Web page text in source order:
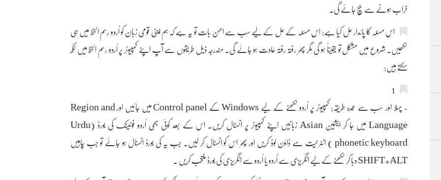
خراب ہونے سے بچ جائے گی۔
اس مسئلہ کا پائدار حل کیا ہے: اس مسئلہ کے حل کے لیے سب سے احسن بات تو یہ ہے کہ ہم اپنی قومی زبان کو اُردو رسم الخط میں ہی
لکھیں۔ شروع میں مشکل تو یقیناً ہو گی مگر پھر رفتہ رفتہ عادت ہو جائے گی۔ مندرجہ ذیل طریقوں سے آپ اپنے کمپیوٹر پر اُردو رسم الخط میں لکھ
سکتے ہیں:
1
- پہلا اور سب سے عمدہ طریقہ: کمپیوٹر پر اُردو لکھنے کے لیے Windows کے Control panel میں جائیں اور Region and
Language میں جا کر ایشین Asian زبانیں اپنے کمپیوٹر پر انسٹال کریں۔ اس کے بعد کوئی بھی اُردو فونیٹک کی بورڈ (Urdu
phonetic keyboard ) انٹر نیت سے ڈاؤن لوڈ کریں اور پھر اس کو انسٹال کر لیں۔ جب یہ کی بورڈ انسٹال ہو جائے تو جب چاہیں
SHIFT+ALT دبا کر لکھنے کے لیے انگریزی سے اُردو یا اُردو سے انگریزی کی بورڈ منتخب کریں ۔